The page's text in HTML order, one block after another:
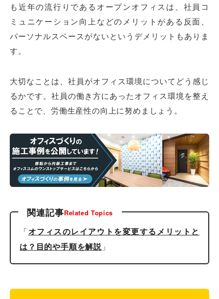
も近年の流行りであるオープンオフィスは、社員コ
ミュニケーション向上などのメリットがある反面、
パーソナルスペースがないというデメリットもありま
す。
大切なことは、社員がオフィス環境についてどう感じ
るかです。社員の働き方にあったオフィス環境を整え
ることで、労働生産性の向上に努めましょう。
関連記事Related Topics
「 オフィスのレイアウトを変更するメリットと
は？目的や手順を解説 」